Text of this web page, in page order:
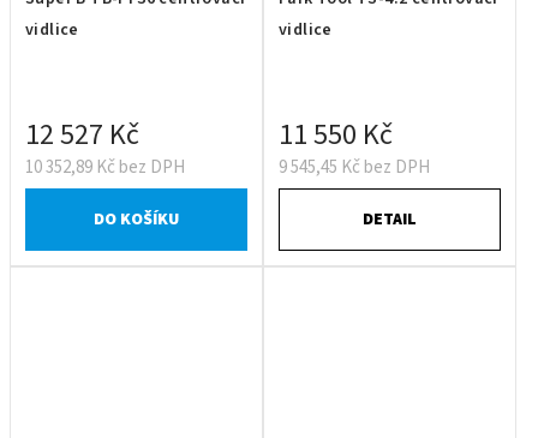
vidlice
10 352,89 Kč bez DPH
12 527 Kč
DO KOŠÍKU
vidlice
9 545,45 Kč bez DPH
11 550 Kč
DETAIL